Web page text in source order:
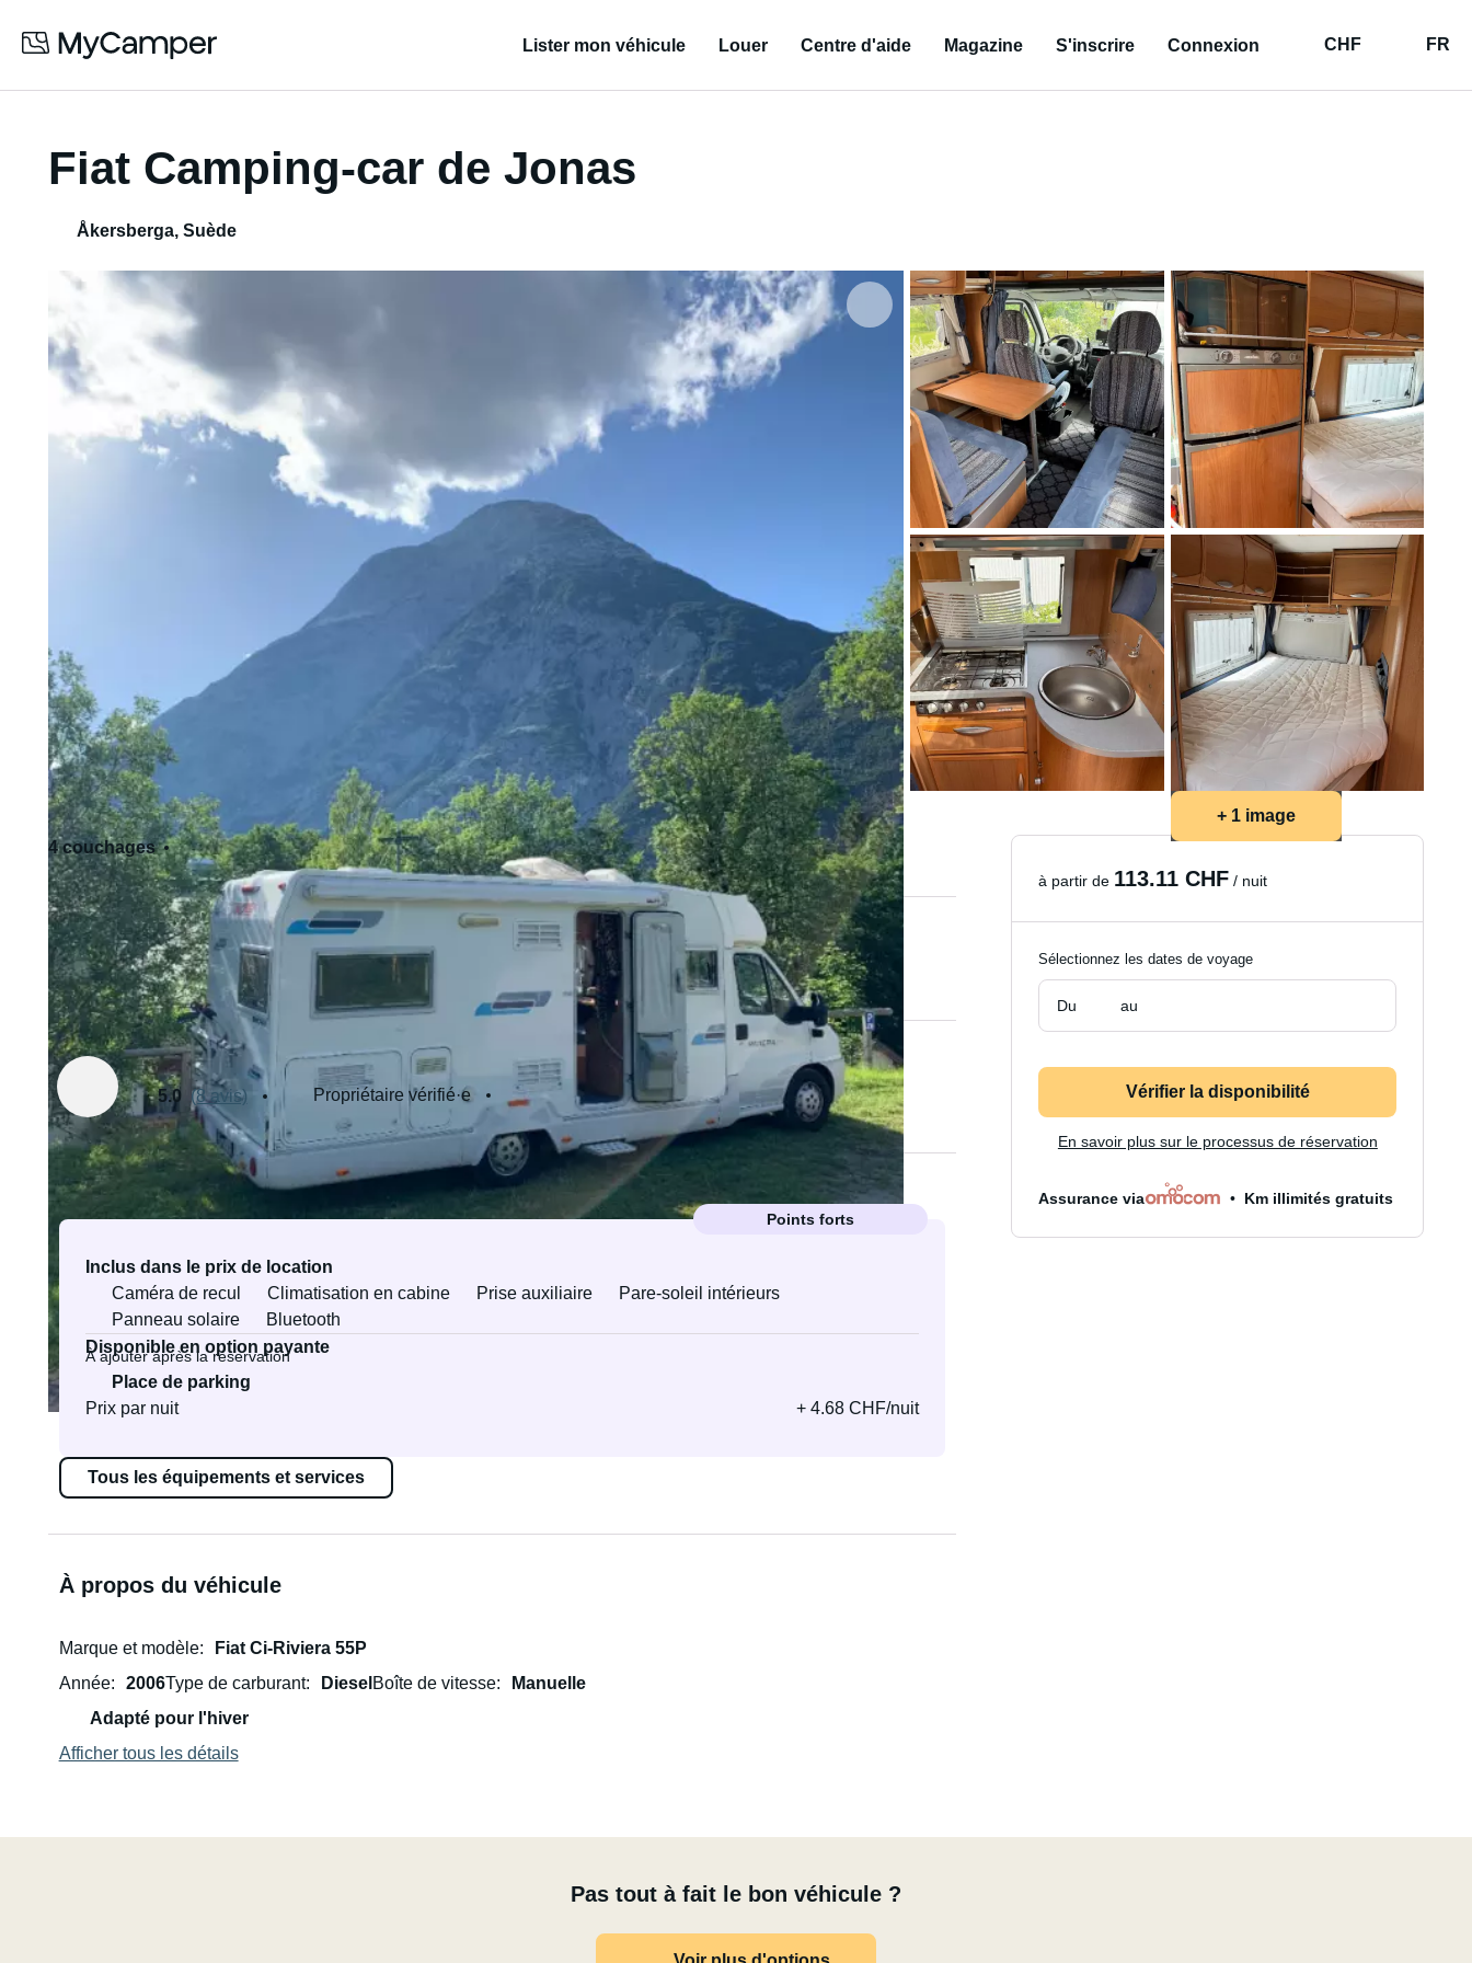
Lister mon véhicule Louer Centre d'aide Magazine S'inscrire Connexion CHF FR
Fiat Camping-car de Jonas
Åkersberga, Suède
+ 1 image
4 couchages
4 siège(s)
Permis de conduire standard - Cat. B
Accepte les animaux de compagnie
Loué par Jonas
5.0 (8 avis) Propriétaire vérifié·e Top Propriétaire
Équipements et services
Points forts
Inclus dans le prix de location
Caméra de recul
Climatisation en cabine Prise auxiliaire
Pare-soleil intérieurs
Panneau solaire
Bluetooth
Disponible en option payante
À ajouter après la réservation
Place de parking
Prix par nuit
+ 4.68 CHF/nuit
Tous les équipements et services
À propos du véhicule
Marque et modèle
Fiat Ci-Riviera 55P
Année
2006Type de carburant Diesel Boîte de vitesse
Manuelle
Adapté pour l'hiver
Afficher tous les détails
Pas tout à fait le bon véhicule ?
à partir de 113.11 CHF / nuit
Sélectionnez les dates de voyage
Du au
Vérifier la disponibilité
En savoir plus sur le processus de réservation
Assurance via Km illimités gratuits